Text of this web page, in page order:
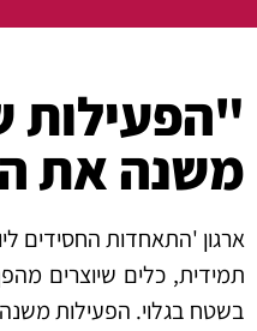
משנה את
ארגון 'התאחדות החסידים
תמידית, כלים שיוצרים
בשטח בגלוי. הפעילות